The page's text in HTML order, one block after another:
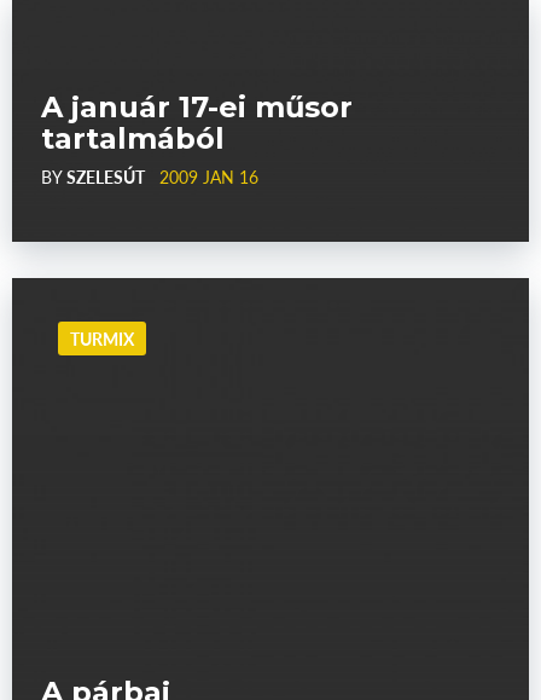
A január 17-ei műsor
tartalmából
BYSZELESÚT 2009 JAN 16
TURMIX
A párbaj